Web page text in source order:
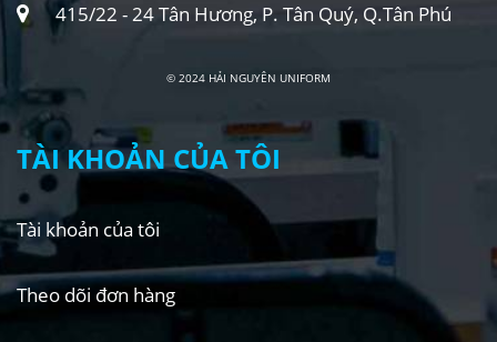
415/22 - 24 Tân Hương, P. Tân Quý, Q.Tân Phú
© 2024 HẢI NGUYÊN UNIFORM
TÀI KHOẢN CỦA TÔI
Tài khoản của tôi
Theo dõi đơn hàng